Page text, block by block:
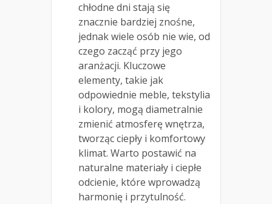
chłodne dni stają się
znacznie bardziej znośne,
jednak wiele osób nie wie, od
czego zacząć przy jego
aranżacji. Kluczowe
elementy, takie jak
odpowiednie meble, tekstylia
i kolory, mogą diametralnie
zmienić atmosferę wnętrza,
tworząc ciepły i komfortowy
klimat. Warto postawić na
naturalne materiały i ciepłe
odcienie, które wprowadzą
harmonię i przytulność.